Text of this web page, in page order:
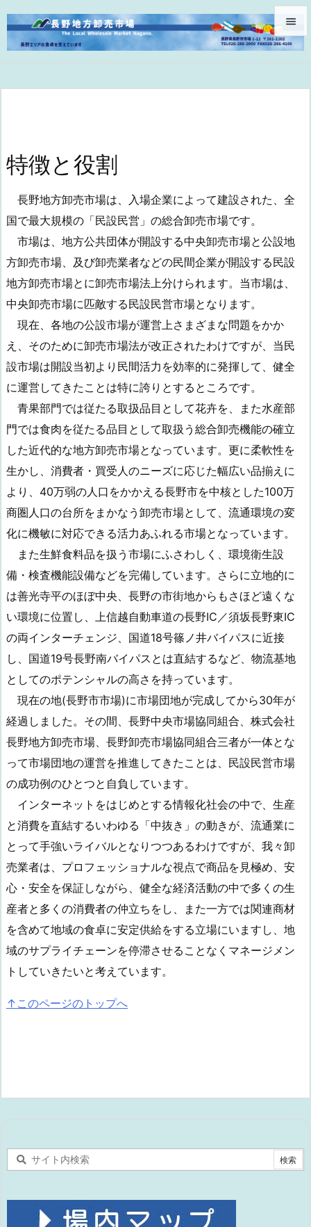




検索
特徴と役割
長野地方卸売市場は、入場企業によって建設された、全
国で最大規模の「民設民営」の総合卸売市場です。
市場は、地方公共団体が開設する中央卸売市場と公設地
方卸売市場、及び卸売業者などの民間企業が開設する民設
地方卸売市場とに卸売市場法上分けられます。当市場は、
中央卸売市場に匹敵する民設民営市場となります。
現在、各地の公設市場が運営上さまざまな問題をかか
え、そのために卸売市場法が改正されたわけですが、当民
設市場は開設当初より民間活力を効率的に発揮して、健全
に運営してきたことは特に誇りとするところです。
青果部門では従たる取扱品目として花卉を、また水産部
門では食肉を従たる品目として取扱う総合卸売機能の確立
した近代的な地方卸売市場となっています。更に柔軟性を
生かし、消費者・買受人のニーズに応じた幅広い品揃えに
より、40万弱の人口をかかえる長野市を中核とした100万
商圏人口の台所をまかなう卸売市場として、流通環境の変
化に機敏に対応できる活力あふれる市場となっています。
また生鮮食料品を扱う市場にふさわしく、環境衛生設
備・検査機能設備などを完備しています。さらに立地的に
は善光寺平のほぼ中央、長野の市街地からもさほど遠くな
い環境に位置し、上信越自動車道の長野IC／須坂長野東IC
の両インターチェンジ、国道18号篠ノ井バイパスに近接
し、国道19号長野南バイパスとは直結するなど、物流基地
としてのポテンシャルの高さを持っています。
現在の地(長野市市場)に市場団地が完成してから30年が
経過しました。その間、長野中央市場協同組合、株式会社
長野地方卸売市場、長野卸売市場協同組合三者が一体とな
って市場団地の運営を推進してきたことは、民設民営市場
の成功例のひとつと自負しています。
インターネットをはじめとする情報化社会の中で、生産
と消費を直結するいわゆる「中抜き」の動きが、流通業に
とって手強いライバルとなりつつあるわけですが、我々卸
売業者は、プロフェッショナルな視点で商品を見極め、安
心・安全を保証しながら、健全な経済活動の中で多くの生
産者と多くの消費者の仲立ちをし、また一方では関連商材
を含めて地域の食卓に安定供給をする立場にいますし、地
域のサプライチェーンを停滞させることなくマネージメン
トしていきたいと考えています。
↑このページのトップへ